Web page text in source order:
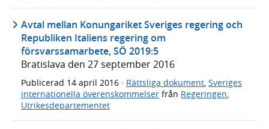
Avtal mellan Konungariket Sveriges regering och
Republiken Italiens regering om
försvarssamarbete, SÖ 2019:5
Bratislava den 27 september 2016
Publicerad 14 april 2016 · Rättsliga dokument Sveriges
internationella överenskommelser från Regeringen
Utrikesdepartementet